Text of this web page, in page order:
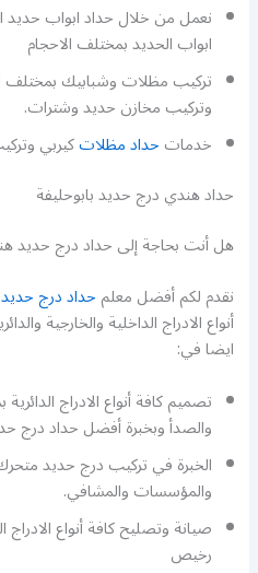
نعمل من خلال حداد ابواب
ابواب الحديد بمختلف الاحجام
تركيب مظلات وشبابيك بمختلف
وتركيب مخازن حديد وشترات.
خدماتحداد مظلاتكيربي
حداد هندي درج حديد بابوحليفة
هل أنت بحاجة إلى حداد درج حديد
نقدم لكم أفضل معلمحداد درج حديد
أنواع الادراج الداخلية والخارجية
ايضا في:
تصميم كافة أنواع الادراج
والصدأ وبخبرة أفضل حداد درج
الخبرة في تركيب درج حديد
والمؤسسات والمشافي.
صيانة وتصليح كافة أنواع الادراج
رخيص